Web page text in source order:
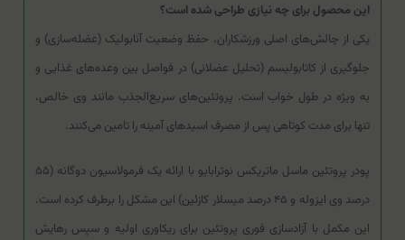
این محصول برای چه نیازی طراحی شده است؟
یکی از چالش‌های اصلی ورزشکاران، حفظ وضعیت آنابولیک (عضله‌سازی) و
جلوگیری از کاتابولیسم (تحلیل عضلانی) در فواصل بین وعده‌های غذایی و
به ویژه در طول خواب است. پروتئین‌های سریع‌الجذب مانند وی خالص،
تنها برای مدت کوتاهی پس از مصرف اسیدهای آمینه را تامین می‌کنند.
پودر پروتئین ماسل ماتریکس نوترابایو با ارائه یک فرمولاسیون دوگانه (۵۵
درصد وی ایزوله و ۴۵ درصد میسلار کازئین) این مشکل را برطرف کرده است.
این مکمل با آزادسازی فوری پروتئین برای ریکاوری اولیه و سپس رهایش